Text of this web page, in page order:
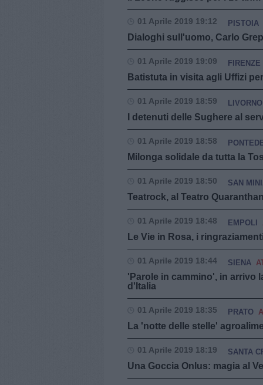
01 Aprile 2019 19:12 PISTOIA
Dialoghi sull'uomo, Carlo
01 Aprile 2019 19:09 FIRENZE
Batistuta in visita agli Uffizi
01 Aprile 2019 18:59 LIVORNO
I detenuti delle Sughere al
01 Aprile 2019 18:58
Milonga solidale da tutta la
01 Aprile 2019 18:50 SAN
Teatrock, al Teatro
01 Aprile 2019 18:48 EMPOLI
Le Vie in Rosa, i
01 Aprile 2019 18:44 SIENA
'Parole in cammino', in arrivo
d'Italia
01 Aprile 2019 18:35 PRATO
La 'notte delle stelle'
01 Aprile 2019 18:19 SANTA
Una Goccia Onlus: magia al